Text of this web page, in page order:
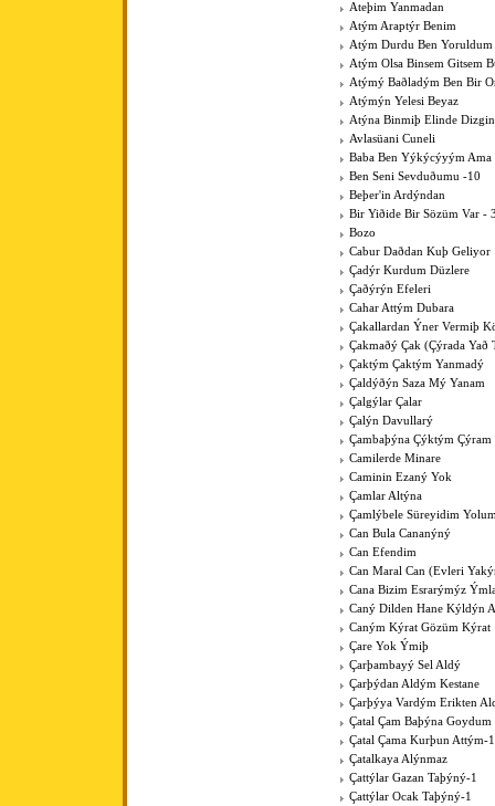
Ateþim Yanmadan
Atým Araptýr Benim
Atým Durdu Ben Yoruldum
Atým Olsa Binsem Gitsem
Atýmý Baðladým Ben Bir
Atýmýn Yelesi Beyaz
Atýna Binmiþ Elinde
Avlasüani Cuneli
Baba Ben Yýkýcýyým
Ben Seni Sevduðumu -10
Beþer'in Ardýndan
Bir Yiðide Bir Sözüm Var -
Bozo
Cabur Daðdan Kuþ Geliyor
Çadýr Kurdum Düzlere
Çaðýrýn Efeleri
Cahar Attým Dubara
Çakallardan Ýner Vermiþ
Çakmaðý Çak (Çýrada Yað
Çaktým Çaktým Yanmadý
Çaldýðýn Saza Mý Yanam
Çalgýlar Çalar
Çalýn Davullarý
Çambaþýna Çýktým Çýram
Camilerde Minare
Caminin Ezaný Yok
Çamlar Altýna
Çamlýbele Süreyidim
Can Bula Cananýný
Can Efendim
Can Maral Can (Evleri
Cana Bizim Esrarýmýz
Caný Dilden Hane Kýldýn
Caným Kýrat Gözüm Kýrat
Çare Yok Ýmiþ
Çarþambayý Sel Aldý
Çarþýdan Aldým Kestane
Çarþýya Vardým Erikten
Çatal Çam Baþýna Goydum
Çatal Çama Kurþun Attým-1
Çatalkaya Alýnmaz
Çattýlar Gazan Taþýný-1
Çattýlar Ocak Taþýný-1